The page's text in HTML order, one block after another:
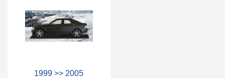
1999 >> 2005